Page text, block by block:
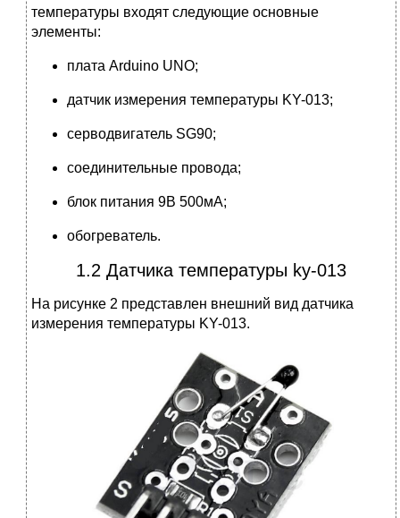
температуры входят следующие основные
элементы:
плата Arduino UNO;
датчик измерения температуры KY-013;
серводвигатель SG90;
соединительные провода;
блок питания 9В 500мА;
обогреватель.
1.2 Датчика температуры ky-013
На рисунке 2 представлен внешний вид датчика
измерения температуры KY-013.